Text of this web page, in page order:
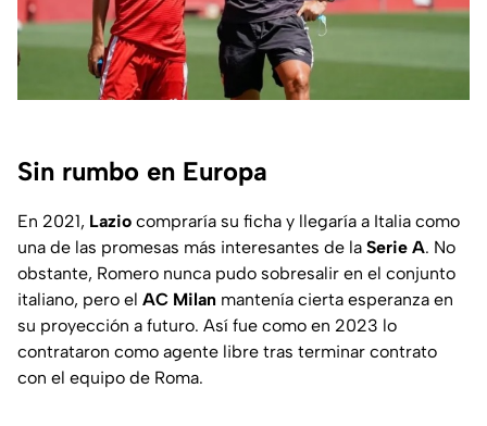
Sin rumbo en Europa
En 2021, Lazio compraría su ficha y llegaría a Italia como
una de las promesas más interesantes de la Serie A. No
obstante, Romero nunca pudo sobresalir en el conjunto
italiano, pero el AC Milan mantenía cierta esperanza en
su proyección a futuro. Así fue como en 2023 lo
contrataron como agente libre tras terminar contrato
con el equipo de Roma.